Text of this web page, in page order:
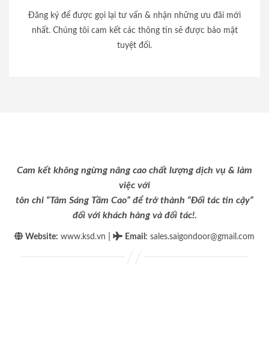
Đăng ký để được gọi lại tư vấn & nhận những ưu đãi mới
nhất. Chúng tôi cam kết các thông tin sẽ được bảo mật
tuyệt đối.
Cam kết không ngừng nâng cao chất lượng dịch vụ & làm
việc với
tôn chỉ “Tâm Sáng Tầm Cao” để trở thành “Đối tác tin cậy”
đối với khách hàng và đối tác!.
Website: www.ksd.vn Email : sales.saigondoor@gmail.com